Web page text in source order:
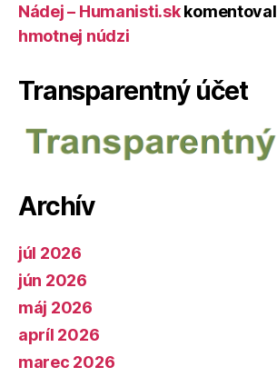
Nádej – Humanisti.skkomentoval
hmotnej núdzi
Transparentný účet
Archív
júl 2026
jún 2026
máj 2026
apríl 2026
marec 2026